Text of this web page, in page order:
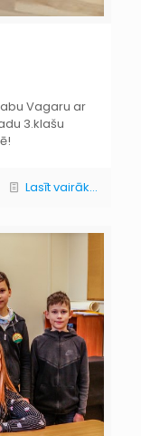
Vagaru ar
3.klašu
Lasīt vairāk...